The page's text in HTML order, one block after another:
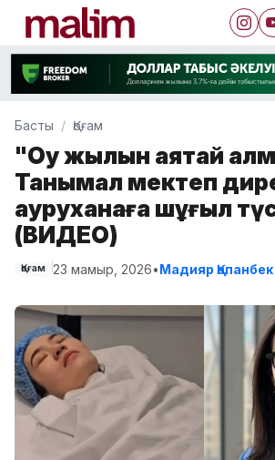
Басты Қоғам
"Оқу жылын аяқтай
Танымал мектеп
ауруханаға шұғыл
(ВИДЕО)
Қоғам 23 мамыр, 2026•Мадияр Қапанбек